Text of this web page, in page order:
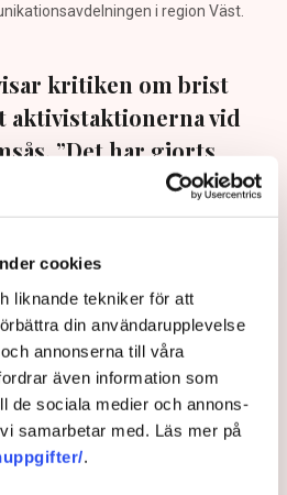
cookies
liknande tekniker för att
din användarupplevelse
annonserna till våra
även information som
de sociala medier och annons-
samarbetar med. Läs mer på
.
i region Väst.
kritiken om brist
aktivistaktionerna vid
”Det har gjorts
avlägsnanden och
Anna-Lena Mann,
Väst, till TN.
kommun har sedan 28
Återställ Våtmarker
upp påtorvproducenten
igen diken och spridit
klättrar upp på
– polisen kan inte